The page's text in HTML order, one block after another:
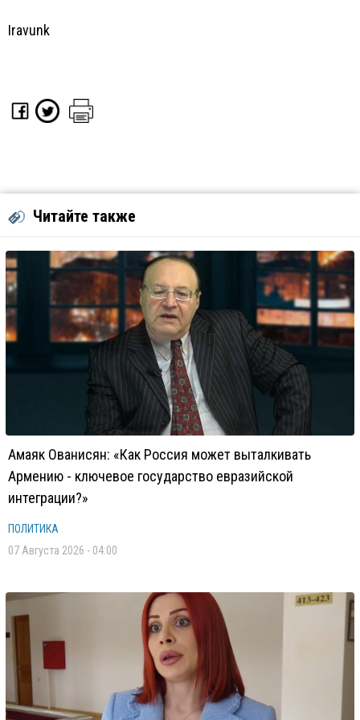
Iravunk
Читайте также
Амаяк Ованисян: «Как Россия может выталкивать
Армению - ключевое государство евразийской
интеграции?»
ПОЛИТИКА
07 Августа 2026 - 04:00